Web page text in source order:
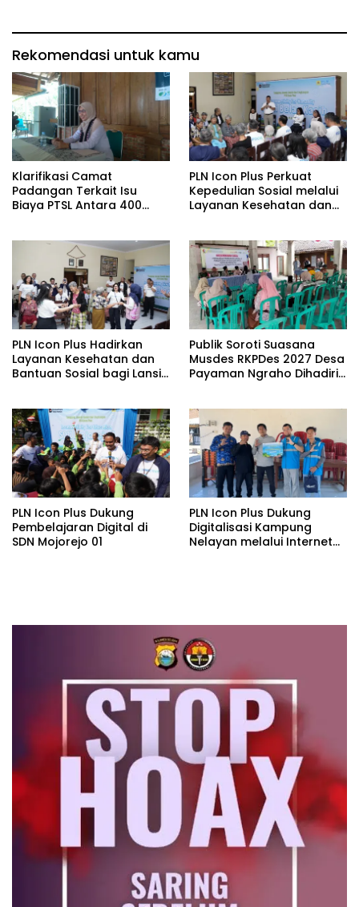
Rekomendasi untuk kamu
Klarifikasi Camat
Padangan Terkait Isu
Biaya PTSL Antara 400
PLN Icon Plus Perkuat
Kepedulian Sosial melalui
Layanan Kesehatan dan
PLN Icon Plus Hadirkan
Layanan Kesehatan dan
Bantuan Sosial bagi Lansia
Publik Soroti Suasana
Musdes RKPDes 2027 Desa
Payaman Ngraho Dihadiri
PLN Icon Plus Dukung
Pembelajaran Digital di
SDN Mojorejo 01
PLN Icon Plus Dukung
Digitalisasi Kampung
Nelayan melalui Internet